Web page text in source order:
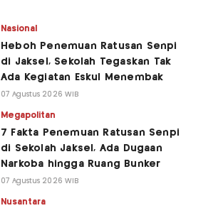
Nasional
Heboh Penemuan Ratusan Senpi
di Jaksel, Sekolah Tegaskan Tak
Ada Kegiatan Eskul Menembak
07 Agustus 2026 WIB
Megapolitan
7 Fakta Penemuan Ratusan Senpi
di Sekolah Jaksel, Ada Dugaan
Narkoba hingga Ruang Bunker
07 Agustus 2026 WIB
Nusantara